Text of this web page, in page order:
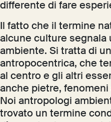
differente di fare
Il fatto che il termine
alcune culture segnala
ambiente. Si tratta di
antropocentrica, che
al centro e gli altri
anche pietre,
Noi antropologi
trovato un termine